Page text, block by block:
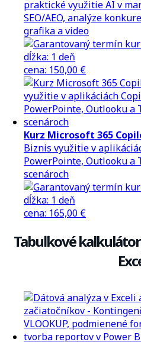
praktické využitie AI v
SEO/AEO, analýze
grafika a video
dĺžka: 1 deň
cena: 150,00 €
Kurz Microsoft 365
Biznis využitie v
PowerPointe, Outlooku a
scenároch
dĺžka: 1 deň
cena: 165,00 €
Tabuľkové